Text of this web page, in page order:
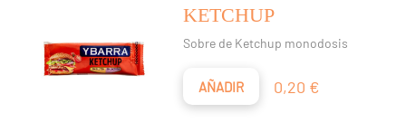
KETCHUP
Sobre de Ketchup monodosis
AÑADIR Precio
0,20 €